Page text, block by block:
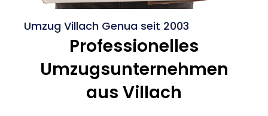
Umzug Villach Genua seit 2003
Professionelles
Umzugsunternehmen
aus Villach